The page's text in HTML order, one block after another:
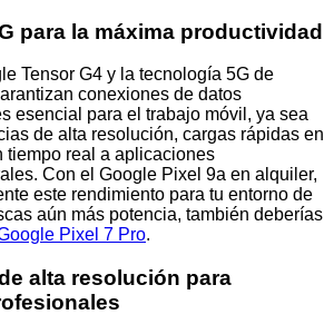
para la máxima productividad
Tensor G4 y la tecnología 5G de
conexiones de datos
esencial para el trabajo móvil, ya sea
de alta resolución, cargas rápidas en
tiempo real a aplicaciones
Con el Google Pixel 9a en alquiler,
este rendimiento para tu entorno de
aún más potencia, también deberías
Pixel 7 Pro.
alta resolución para